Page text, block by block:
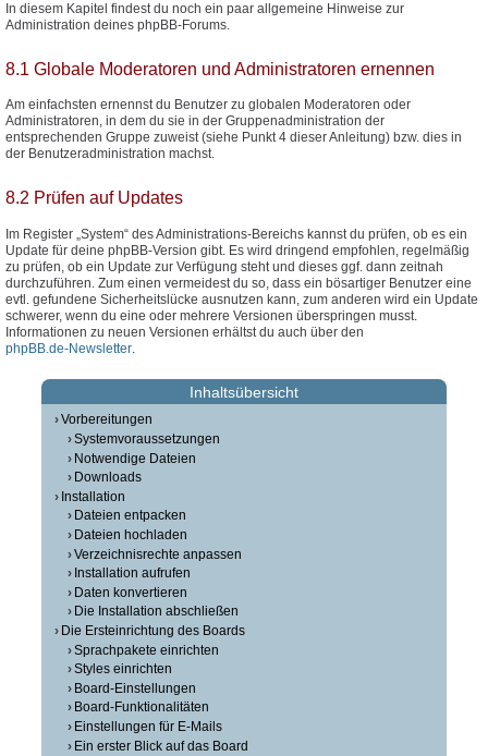
In diesem Kapitel findest du noch ein paar allgemeine Hinweise zur
Administration deines phpBB-Forums.
8.1 Globale Moderatoren und Administratoren ernennen
Am einfachsten ernennst du Benutzer zu globalen Moderatoren oder
Administratoren, in dem du sie in der Gruppenadministration der
entsprechenden Gruppe zuweist (siehe Punkt 4 dieser Anleitung) bzw. dies in
der Benutzeradministration machst.
8.2 Prüfen auf Updates
Im Register „System“ des Administrations-Bereichs kannst du prüfen, ob es ein
Update für deine phpBB-Version gibt. Es wird dringend empfohlen, regelmäßig
zu prüfen, ob ein Update zur Verfügung steht und dieses ggf. dann zeitnah
durchzuführen. Zum einen vermeidest du so, dass ein bösartiger Benutzer eine
evtl. gefundene Sicherheitslücke ausnutzen kann, zum anderen wird ein Update
schwerer, wenn du eine oder mehrere Versionen überspringen musst.
Informationen zu neuen Versionen erhältst du auch über den
phpBB.de-Newsletter.
Inhaltsübersicht
Vorbereitungen
Systemvoraussetzungen
Notwendige Dateien
Downloads
Installation
Dateien entpacken
Dateien hochladen
Verzeichnisrechte anpassen
Installation aufrufen
Daten konvertieren
Die Installation abschließen
Die Ersteinrichtung des Boards
Sprachpakete einrichten
Styles einrichten
Board-Einstellungen
Board-Funktionalitäten
Einstellungen für E-Mails
Ein erster Blick auf das Board